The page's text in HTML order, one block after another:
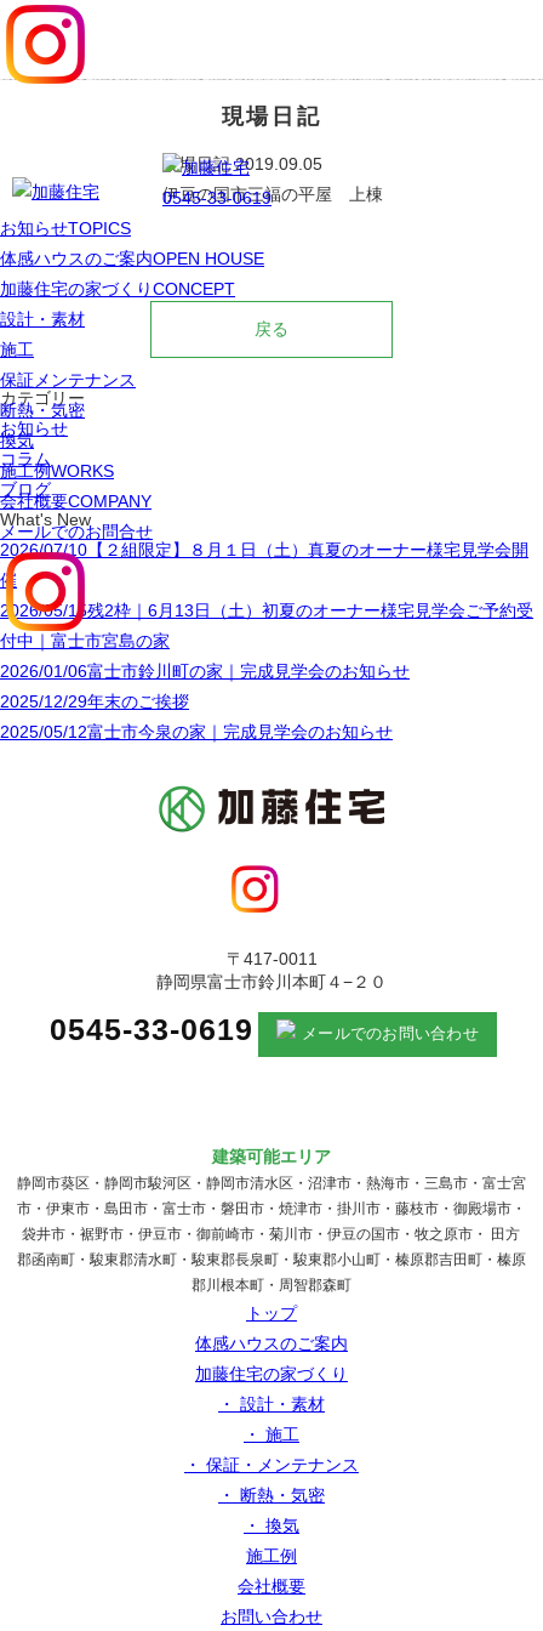
0545-33-0619
お知らせTOPICS
体感ハウスのご案内OPEN HOUSE
加藤住宅の家づくりCONCEPT
設計・素材
施工
保証メンテナンス
断熱・気密
換気
施工例WORKS
会社概要COMPANY
メールでのお問合せ
現場日記
現場日記 2019.09.05
伊豆の国市三福の平屋 上棟
戻る
カテゴリー
お知らせ
コラム
ブログ
What's New
2026/07/10 【２組限定】８月１日（土）真夏のオーナー様宅見学会開
催
2026/05/15残2枠｜6月13日（土）初夏のオーナー様宅見学会ご予約受
付中｜富士市宮島の家
2026/01/06富士市鈴川町の家｜完成見学会のお知らせ
2025/12/29年末のご挨拶
2025/05/12富士市今泉の家｜完成見学会のお知らせ
〒417-0011
静岡県富士市鈴川本町４−２０
0545-33-0619 メールでのお問い合わせ
建築可能エリア
静岡市葵区・静岡市駿河区・静岡市清水区・沼津市・熱海市・三島市・富士宮
市・伊東市・島田市・富士市・磐田市・焼津市・掛川市・藤枝市・御殿場市・
袋井市・裾野市・伊豆市・御前崎市・菊川市・伊豆の国市・牧之原市・ 田方
郡函南町・駿東郡清水町・駿東郡長泉町・駿東郡小山町・榛原郡吉田町・榛原
郡川根本町・周智郡森町
トップ
体感ハウスのご案内
加藤住宅の家づくり
・ 設計・素材
・ 施工
・ 保証・メンテナンス
・ 断熱・気密
・ 換気
施工例
会社概要
お問い合わせ